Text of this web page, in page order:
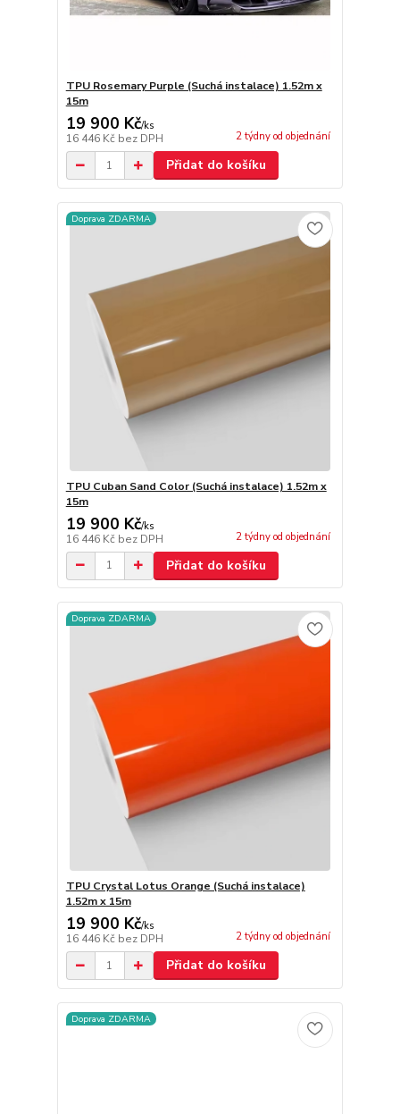
TPU Rosemary Purple (Suchá instalace) 1.52m x
15m
19 900 Kč/ks
16 446 Kč bez DPH 2 týdny od objednání
Přidat do košíku
Doprava ZDARMA
TPU Cuban Sand Color (Suchá instalace) 1.52m x
15m
19 900 Kč/ks
16 446 Kč bez DPH 2 týdny od objednání
Přidat do košíku
Doprava ZDARMA
TPU Crystal Lotus Orange (Suchá instalace)
1.52m x 15m
19 900 Kč/ks
16 446 Kč bez DPH 2 týdny od objednání
Přidat do košíku
Doprava ZDARMA